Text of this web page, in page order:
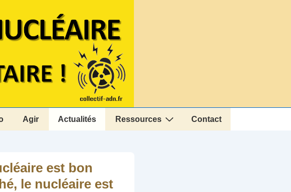
Agir Actualités Ressources Contact
est bon
le nucléaire est